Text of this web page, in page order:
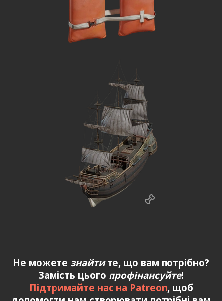
Не можете знайтите, що вам потрібно?
Замість цього профінансуйте!
Підтримайте нас на Patreon, щоб